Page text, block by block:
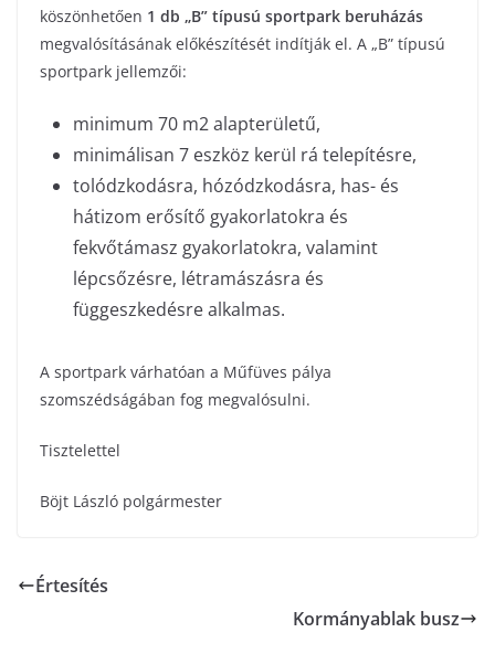
köszönhetően 1 db „B” típusú sportpark beruházás
megvalósításának előkészítését indítják el. A „B” típusú
sportpark jellemzői:
minimum 70 m2 alapterületű,
minimálisan 7 eszköz kerül rá telepítésre,
tolódzkodásra, hózódzkodásra, has- és
hátizom erősítő gyakorlatokra és
fekvőtámasz gyakorlatokra, valamint
lépcsőzésre, létramászásra és
függeszkedésre alkalmas.
A sportpark várhatóan a Műfüves pálya
szomszédságában fog megvalósulni.
Tisztelettel
Böjt László polgármester
Értesítés
Kormányablak busz